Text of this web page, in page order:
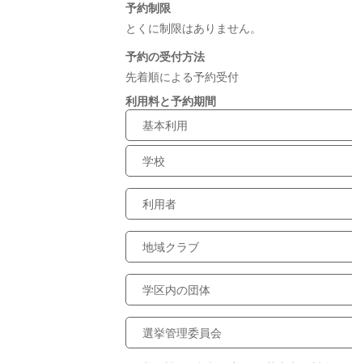
予約制限
とくに制限はありません。
予約の受付方法
先着順による予約受付
利用料と予約期間
基本利用
学校
利用者
地域クラブ
学区内の団体
選挙管理委員会